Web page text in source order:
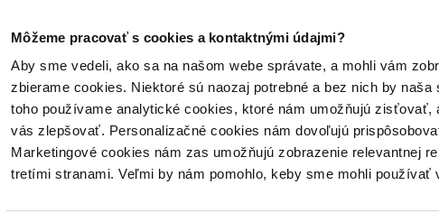
Môžeme pracovať s cookies a kontaktnými údajmi?
Aby sme vedeli, ako sa na našom webe správate, a mohli vám
zbierame cookies. Niektoré sú naozaj potrebné a bez nich by
toho používame analytické cookies, ktoré nám umožňujú zisťovať,
vás zlepšovať. Personalizačné cookies nám dovoľujú
Marketingové cookies nám zas umožňujú zobrazenie relevantnej
tretími stranami. Veľmi by nám pomohlo, keby sme mohli používať
Poukážky Kontakt